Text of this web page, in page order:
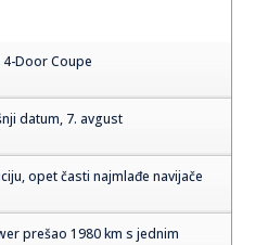
4-Door Coupe
datum, 7. avgust
opet časti najmlađe navijače
prešao 1980 km s jednim